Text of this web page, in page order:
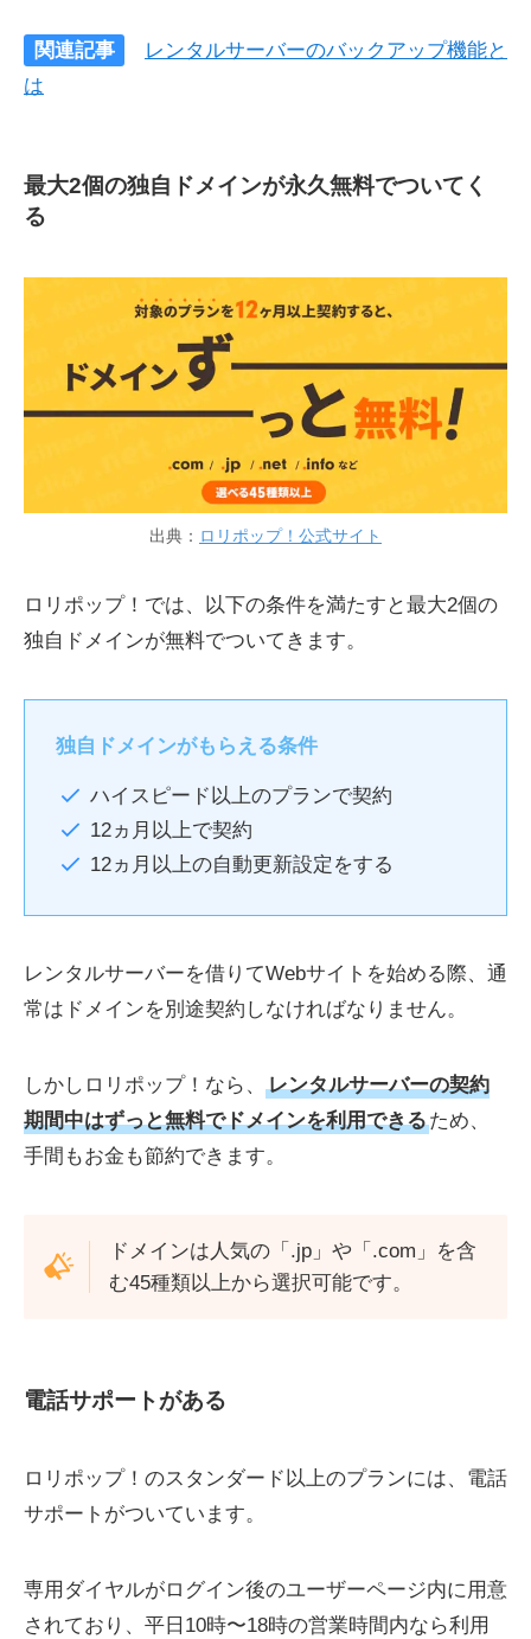
関連記事
レンタルサーバーのバックアップ機能と
は
最大2個の独自ドメインが永久無料でついてく
る
出典： ロリポップ！公式サイト
ロリポップ！では、以下の条件を満たすと最大2個の
独自ドメインが無料でついてきます。
独自ドメインがもらえる条件
ハイスピード以上のプランで契約
12ヵ月以上で契約
12ヵ月以上の自動更新設定をする
レンタルサーバーを借りてWebサイトを始める際、通
常はドメインを別途契約しなければなりません。
しかしロリポップ！なら、
レンタルサーバーの契約
期間中はずっと無料でドメインを利用できるため、
手間もお金も節約できます。
ドメインは人気の「.jp」や「.com」を含
む45種類以上から選択可能です。
電話サポートがある
ロリポップ！のスタンダード以上のプランには、電話
サポートがついています。
専用ダイヤルがログイン後のユーザーページ内に用意
されており、平日10時〜18時の営業時間内なら利用